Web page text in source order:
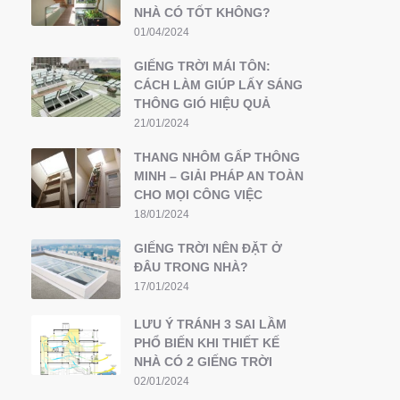
NHÀ CÓ TỐT KHÔNG?
01/04/2024
GIẾNG TRỜI MÁI TÔN:
CÁCH LÀM GIÚP LẤY SÁNG
THÔNG GIÓ HIỆU QUẢ
21/01/2024
THANG NHÔM GẤP THÔNG
MINH – GIẢI PHÁP AN TOÀN
CHO MỌI CÔNG VIỆC
18/01/2024
GIẾNG TRỜI NÊN ĐẶT Ở
ĐÂU TRONG NHÀ?
17/01/2024
LƯU Ý TRÁNH 3 SAI LẦM
PHỔ BIẾN KHI THIẾT KẾ
NHÀ CÓ 2 GIẾNG TRỜI
02/01/2024